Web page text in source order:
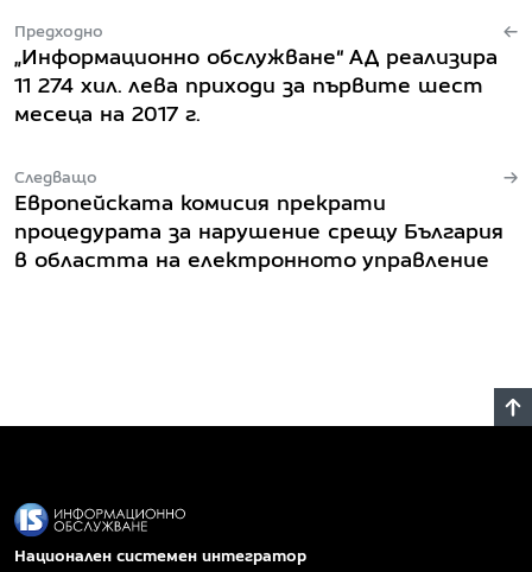
Предходно
„Информационно обслужване“ АД реализира
11 274 хил. лева приходи за първите шест
месеца на 2017 г.
Следващо
Европейската комисия прекрати
процедурата за нарушение срещу България
в областта на електронното управление
Национален системен интегратор